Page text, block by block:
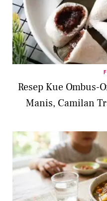
Resep Kue Ombus-
Manis, Camilan